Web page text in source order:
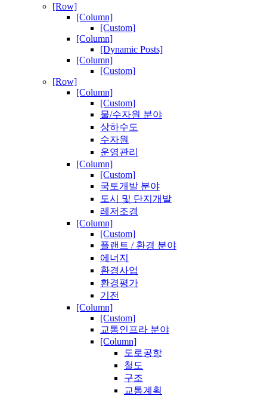
[Row]
[Column]
[Custom]
[Column]
[Dynamic Posts]
[Column]
[Custom]
[Row]
[Column]
[Custom]
물/수자원 분야
상하수도
수자원
운영관리
[Column]
[Custom]
국토개발 분야
도시 및 단지개발
레저조경
[Column]
[Custom]
플랜트 / 환경 분야
에너지
환경사업
환경평가
기전
[Column]
[Custom]
교통인프라 분야
[Column]
도로공항
철도
구조
교통계획